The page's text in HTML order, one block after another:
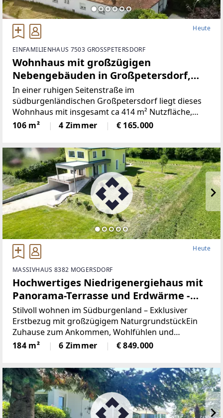
Heute
EINFAMILIENHAUS 7503 GROSSPETERSDORF
Wohnhaus mit großzügigen
Nebengebäuden in Großpetersdorf,
Burgenland
In einer ruhigen Seitenstraße im
südburgenländischen Großpetersdorf liegt dieses
Wohnhaus mit insgesamt ca 414 m² Nutzfläche,
davon ca 106 m² Wohnfläche auf einem Grundstück
mit der Widmung Bauland-Geschäftsgebiet und
106 m² 4 Zimmer € 165.000
Heute
MASSIVHAUS 8382 MOGERSDORF
Hochwertiges Niedrigenergiehaus mit
Panorama-Terrasse und Erdwärme -
Wohnen mit Freiraum im
Südburgenland
Stilvoll wohnen im Südburgenland – Exklusiver
Erstbezug mit großzügigem NaturgrundstückEin
Zuhause zum Ankommen, Wohlfühlen und
Bleiben.Dieses hochwertige Niedrigenergiehaus in
Massivbauweise vereint modernes Design,
184 m² 6 Zimmer € 849.000